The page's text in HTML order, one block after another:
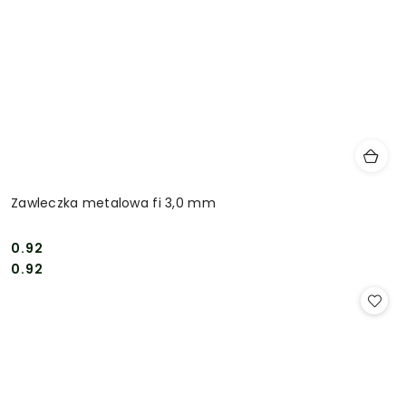
Zawleczka metalowa fi 3,0 mm
Cena:
0.92
Cena:
0.92